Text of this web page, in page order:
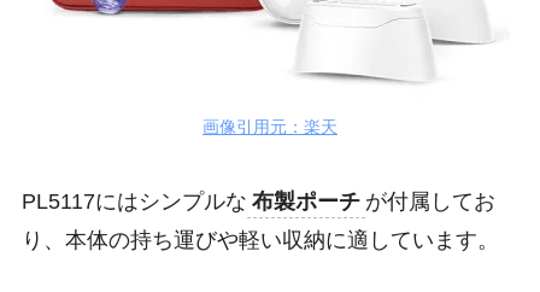
画像引用元：楽天
PL5117にはシンプルな 布製ポーチ が付属してお
り、本体の持ち運びや軽い収納に適しています。